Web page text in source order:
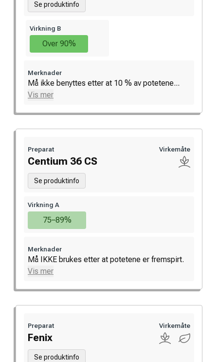
Se produktinfo
Virkning B
Over 90%
Merknader
Må ikke benyttes etter at 10 % av potetene...
Vis mer
Preparat
Centium 36 CS
Se produktinfo
Virkemåte
Virkning A
75–89%
Merknader
Må IKKE brukes etter at potetene er fremspirt.
Vis mer
Preparat
Fenix
Se produktinfo
Virkemåte